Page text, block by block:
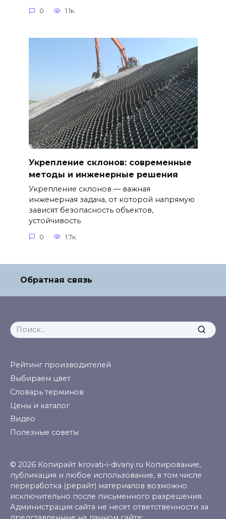
0 1.1к.
Укрепление склонов: современные
методы и инженерные решения
Укрепление склонов — важная
инженерная задача, от которой напрямую
зависят безопасность объектов,
устойчивость
0 1.7к.
Обратная связь
Search
for:
Рейтинг производителей
Выбираем цвет
Словарь терминов
Цены и каталог
Видео
Полезные советы
© 2026 Копирайт krovati-i-divany.ru Копирование,
публикация и любое использование, в том числе
переработка (рерайт) материалов возможно
исключительно после письменного разрешения.
Администрация сайта не несет ответственности за